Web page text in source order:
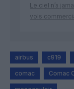
Le ciel n’a
vols
airbus c919
comac Comac